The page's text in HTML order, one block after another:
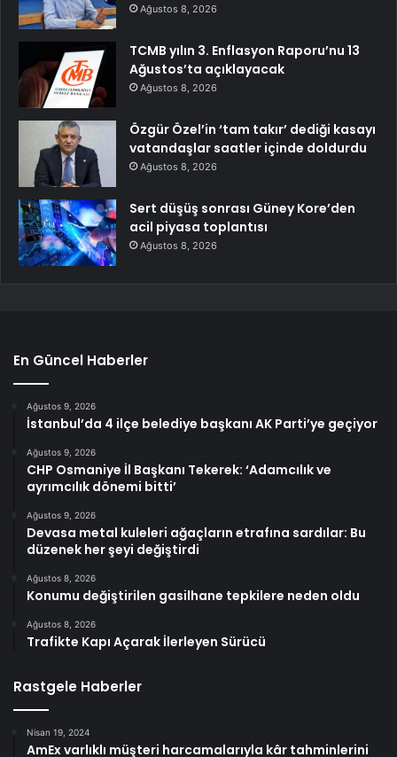
Ağustos 8, 2026
TCMB yılın 3. Enflasyon Raporu’nu 13
Ağustos’ta açıklayacak
Ağustos 8, 2026
Özgür Özel’in ‘tam takır’ dediği kasayı
vatandaşlar saatler içinde doldurdu
Ağustos 8, 2026
Sert düşüş sonrası Güney Kore’den
acil piyasa toplantısı
Ağustos 8, 2026
En Güncel Haberler
Ağustos 9, 2026
İstanbul’da 4 ilçe belediye başkanı AK Parti’ye geçiyor
Ağustos 9, 2026
CHP Osmaniye İl Başkanı Tekerek: ‘Adamcılık ve
ayrımcılık dönemi bitti’
Ağustos 9, 2026
Devasa metal kuleleri ağaçların etrafına sardılar: Bu
düzenek her şeyi değiştirdi
Ağustos 8, 2026
Konumu değiştirilen gasilhane tepkilere neden oldu
Ağustos 8, 2026
Trafikte Kapı Açarak İlerleyen Sürücü
Rastgele Haberler
Nisan 19, 2024
AmEx varlıklı müşteri harcamalarıyla kâr tahminlerini